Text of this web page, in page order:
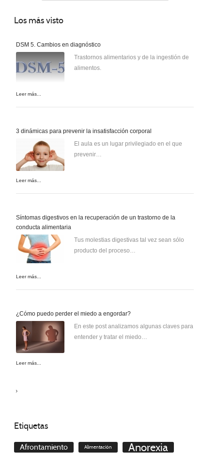
Los más visto
DSM 5. Cambios en diagnóstico
Trastornos alimentarios y de la ingestión de
alimentos.
Leer más...
3 dinámicas para prevenir la insatisfacción corporal
El aula es un lugar privilegiado en el que
prevenir…
Leer más...
Síntomas digestivos en la recuperación de un trastorno de la
conducta alimentaria
Tus molestias digestivas tal vez sean sólo
producto del proceso…
Leer más...
¿Cómo puedo perder el miedo a engordar?
En este post analizamos algunas claves para
entender y tratar el miedo…
Leer más...
Etiquetas
Afrontamiento Alimentación Anorexia